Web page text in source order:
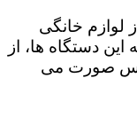
لوازم خانگی
دستگاه ها، از
صورت می